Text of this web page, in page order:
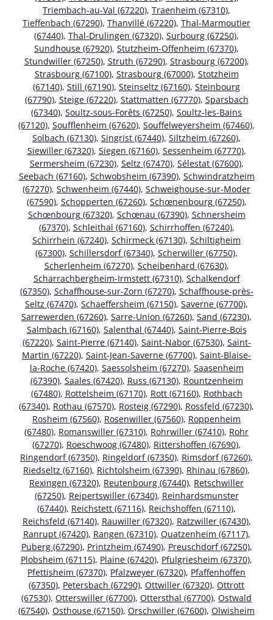
Triembach-au-Val (67220), Traenheim (67310),
Tieffenbach (67290), Thanvillé (67220), Thal-Marmoutier
(67440), Thal-Drulingen (67320), Surbourg (67250),
Sundhouse (67920), Stutzheim-Offenheim (67370),
Stundwiller (67250), Struth (67290), Strasbourg (67200),
Strasbourg (67100), Strasbourg (67000), Stotzheim
(67140), Still (67190), Steinseltz (67160), Steinbourg
(67790), Steige (67220), Stattmatten (67770), Sparsbach
(67340), Soultz-sous-Forêts (67250), Soultz-les-Bains
(67120), Soufflenheim (67620), Souffelweyersheim (67460),
Solbach (67130), Singrist (67440), Siltzheim (67260),
Siewiller (67320), Siegen (67160), Sessenheim (67770),
Sermersheim (67230), Seltz (67470), Sélestat (67600),
Seebach (67160), Schwobsheim (67390), Schwindratzheim
(67270), Schwenheim (67440), Schweighouse-sur-Moder
(67590), Schopperten (67260), Schœnenbourg (67250),
Schœnbourg (67320), Schœnau (67390), Schnersheim
(67370), Schleithal (67160), Schirrhoffen (67240),
Schirrhein (67240), Schirmeck (67130), Schiltigheim
(67300), Schillersdorf (67340), Scherwiller (67750),
Scherlenheim (67270), Scheibenhard (67630),
Scharrachbergheim-Irmstett (67310), Schalkendorf
(67350), Schaffhouse-sur-Zorn (67270), Schaffhouse-près-
Seltz (67470), Schaeffersheim (67150), Saverne (67700),
Sarrewerden (67260), Sarre-Union (67260), Sand (67230),
Salmbach (67160), Salenthal (67440), Saint-Pierre-Bois
(67220), Saint-Pierre (67140), Saint-Nabor (67530), Saint-
Martin (67220), Saint-Jean-Saverne (67700), Saint-Blaise-
la-Roche (67420), Saessolsheim (67270), Saasenheim
(67390), Saales (67420), Russ (67130), Rountzenheim
(67480), Rottelsheim (67170), Rott (67160), Rothbach
(67340), Rothau (67570), Rosteig (67290), Rossfeld (67230),
Rosheim (67560), Rosenwiller (67560), Roppenheim
(67480), Romanswiller (67310), Rohrwiller (67410), Rohr
(67270), Roeschwoog (67480), Rittershoffen (67690),
Ringendorf (67350), Ringeldorf (67350), Rimsdorf (67260),
Riedseltz (67160), Richtolsheim (67390), Rhinau (67860),
Rexingen (67320), Reutenbourg (67440), Retschwiller
(67250), Reipertswiller (67340), Reinhardsmunster
(67440), Reichstett (67116), Reichshoffen (67110),
Reichsfeld (67140), Rauwiller (67320), Ratzwiller (67430),
Ranrupt (67420), Rangen (67310), Quatzenheim (67117),
Puberg (67290), Printzheim (67490), Preuschdorf (67250),
Plobsheim (67115), Plaine (67420), Pfulgriesheim (67370),
Pfettisheim (67370), Pfalzweyer (67320), Pfaffenhoffen
(67350), Petersbach (67290), Ottwiller (67320), Ottrott
(67530), Otterswiller (67700), Ottersthal (67700), Ostwald
(67540), Osthouse (67150), Orschwiller (67600), Olwisheim